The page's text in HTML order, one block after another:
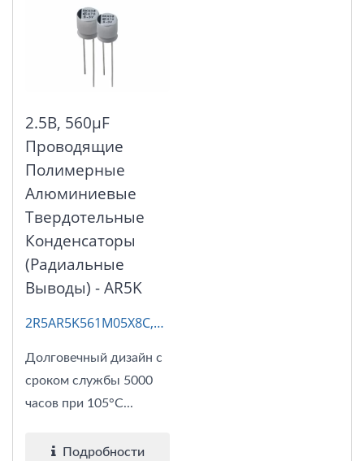
2.5В, 560μF
Проводящие
Полимерные
Алюминиевые
Твердотельные
Конденсаторы
(радиальные
Выводы) - AR5K
2R5AR5K561M05X8C,
Долговечный дизайн с
сроком службы 5000
часов при 105°C...
Подробности